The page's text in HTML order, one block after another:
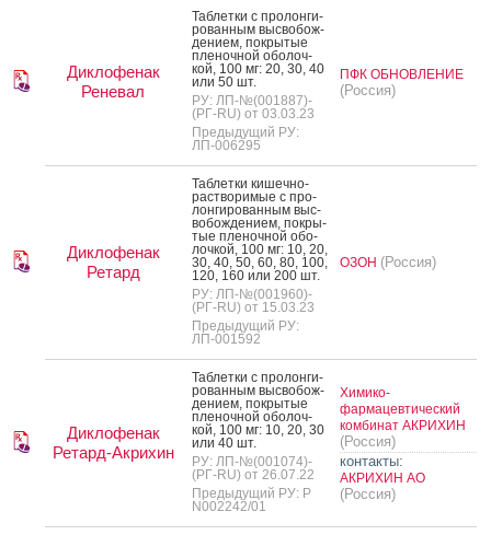
Диклофенак
Реневал
Таб­летки с про­лон­ги­
рован­ным выс­во­бож­
де­ни­ем, пок­ры­тые
пле­ноч­ной обо­лоч­
кой, 100 мг: 20, 30, 40
или 50 шт.
РУ: ЛП-№(001887)-
(РГ-RU) от 03.03.23
Предыдущий РУ:
ЛП-006295
ПФК ОБНОВЛЕНИЕ
(Россия)
Диклофенак
Ретард
Таб­летки ки­шеч­но­
рас­тво­римые с про­
лон­ги­рован­ным выс­
во­бож­де­ни­ем, пок­ры­
тые пле­ноч­ной обо­
лоч­кой, 100 мг: 10, 20,
30, 40, 50, 60, 80, 100,
120, 160 или 200 шт.
РУ: ЛП-№(001960)-
(РГ-RU) от 15.03.23
Предыдущий РУ:
ЛП-001592
ОЗОН (Россия)
Диклофенак
Ретард-Акрихин
Таб­летки с про­лон­ги­
рован­ным выс­во­бож­
де­ни­ем, пок­ры­тые
пле­ноч­ной обо­лоч­
кой, 100 мг: 10, 20, 30
или 40 шт.
РУ: ЛП-№(001074)-
(РГ-RU) от 26.07.22
Предыдущий РУ: Р
N002242/01
Химико-
фармацевтический
комбинат АКРИХИН
(Россия)
контакты:
АКРИХИН АО
(Россия)